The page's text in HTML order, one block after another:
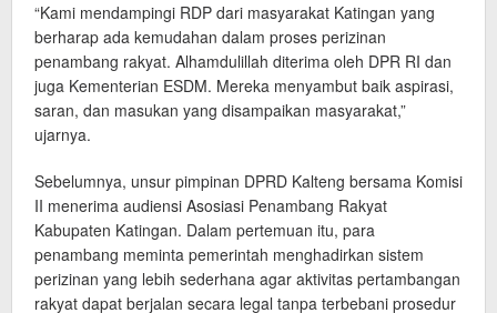
“Kami mendampingi RDP dari masyarakat Katingan yang
berharap ada kemudahan dalam proses perizinan
penambang rakyat. Alhamdulillah diterima oleh DPR RI dan
juga Kementerian ESDM. Mereka menyambut baik aspirasi,
saran, dan masukan yang disampaikan masyarakat,”
ujarnya.
Sebelumnya, unsur pimpinan DPRD Kalteng bersama Komisi
II menerima audiensi Asosiasi Penambang Rakyat
Kabupaten Katingan. Dalam pertemuan itu, para
penambang meminta pemerintah menghadirkan sistem
perizinan yang lebih sederhana agar aktivitas pertambangan
rakyat dapat berjalan secara legal tanpa terbebani prosedur